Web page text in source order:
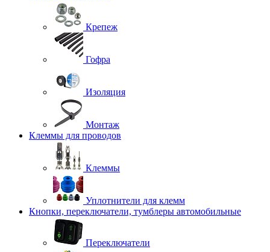
Крепеж
Гофра
Изоляция
Монтаж
Клеммы для проводов
Клеммы
Уплотнители для клемм
Кнопки, переключатели, тумблеры автомобильные
Переключатели